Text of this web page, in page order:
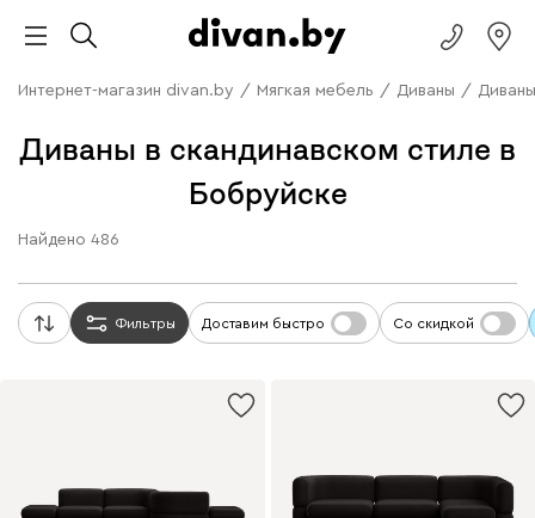
Интернет-магазин divan.by / Мягкая мебель / Диваны /
Диваны в скандинавском стиле в
Бобруйске
Найдено 486
Фильтры Доставим быстро Со скидкой